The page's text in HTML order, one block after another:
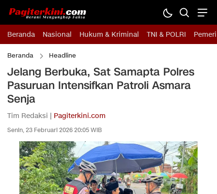
Beranda Nasional Hukum & Kriminal TNI & POLRI
Beranda Headline
Jelang Berbuka, Sat Samapta Polres
Pasuruan Intensifkan Patroli Asmara
Senja
Tim Redaksi | Pagiterkini.com
Senin, 23 Februari 2026 20:05 WIB